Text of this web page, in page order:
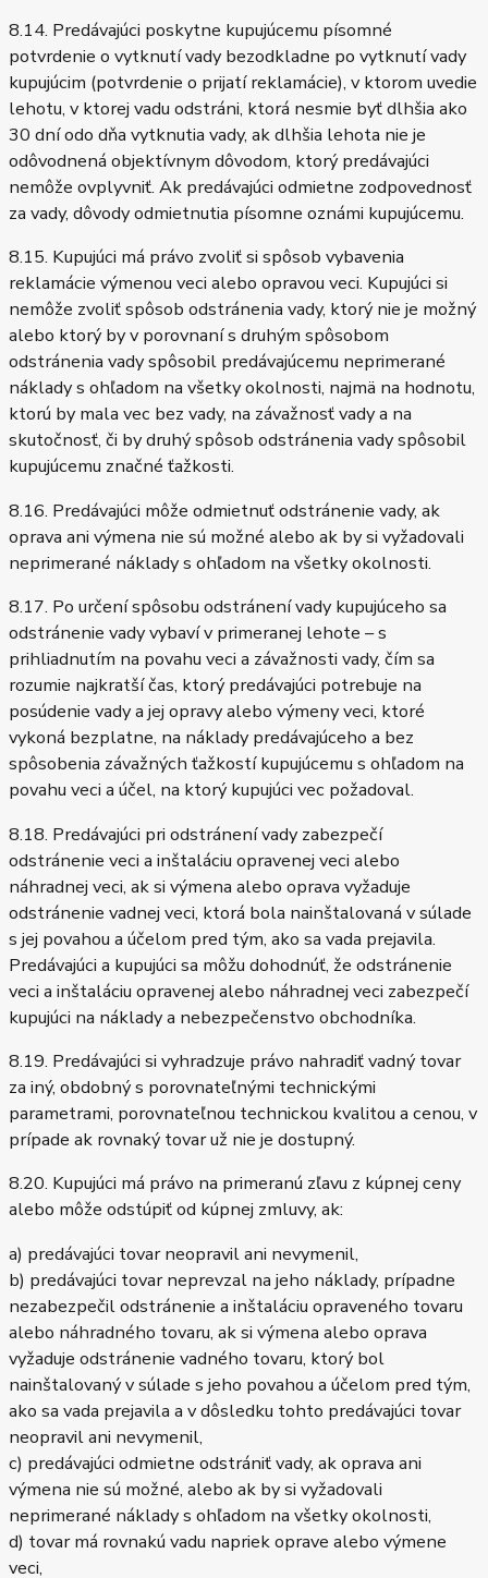
8.14. Predávajúci poskytne kupujúcemu písomné
potvrdenie o vytknutí vady bezodkladne po vytknutí vady
kupujúcim (potvrdenie o prijatí reklamácie), v ktorom uvedie
lehotu, v ktorej vadu odstráni, ktorá nesmie byť dlhšia ako
30 dní odo dňa vytknutia vady, ak dlhšia lehota nie je
odôvodnená objektívnym dôvodom, ktorý predávajúci
nemôže ovplyvniť. Ak predávajúci odmietne zodpovednosť
za vady, dôvody odmietnutia písomne oznámi kupujúcemu.
8.15. Kupujúci má právo zvoliť si spôsob vybavenia
reklamácie výmenou veci alebo opravou veci. Kupujúci si
nemôže zvoliť spôsob odstránenia vady, ktorý nie je možný
alebo ktorý by v porovnaní s druhým spôsobom
odstránenia vady spôsobil predávajúcemu neprimerané
náklady s ohľadom na všetky okolnosti, najmä na hodnotu,
ktorú by mala vec bez vady, na závažnosť vady a na
skutočnosť, či by druhý spôsob odstránenia vady spôsobil
kupujúcemu značné ťažkosti.
8.16. Predávajúci môže odmietnuť odstránenie vady, ak
oprava ani výmena nie sú možné alebo ak by si vyžadovali
neprimerané náklady s ohľadom na všetky okolnosti.
8.17. Po určení spôsobu odstránení vady kupujúceho sa
odstránenie vady vybaví v primeranej lehote – s
prihliadnutím na povahu veci a závažnosti vady, čím sa
rozumie najkratší čas, ktorý predávajúci potrebuje na
posúdenie vady a jej opravy alebo výmeny veci, ktoré
vykoná bezplatne, na náklady predávajúceho a bez
spôsobenia závažných ťažkostí kupujúcemu s ohľadom na
povahu veci a účel, na ktorý kupujúci vec požadoval.
8.18. Predávajúci pri odstránení vady zabezpečí
odstránenie veci a inštaláciu opravenej veci alebo
náhradnej veci, ak si výmena alebo oprava vyžaduje
odstránenie vadnej veci, ktorá bola nainštalovaná v súlade
s jej povahou a účelom pred tým, ako sa vada prejavila.
Predávajúci a kupujúci sa môžu dohodnúť, že odstránenie
veci a inštaláciu opravenej alebo náhradnej veci zabezpečí
kupujúci na náklady a nebezpečenstvo obchodníka.
8.19. Predávajúci si vyhradzuje právo nahradiť vadný tovar
za iný, obdobný s porovnateľnými technickými
parametrami, porovnateľnou technickou kvalitou a cenou, v
prípade ak rovnaký tovar už nie je dostupný.
8.20. Kupujúci má právo na primeranú zľavu z kúpnej ceny
alebo môže odstúpiť od kúpnej zmluvy, ak:
a) predávajúci tovar neopravil ani nevymenil,
b) predávajúci tovar neprevzal na jeho náklady, prípadne
nezabezpečil odstránenie a inštaláciu opraveného tovaru
alebo náhradného tovaru, ak si výmena alebo oprava
vyžaduje odstránenie vadného tovaru, ktorý bol
nainštalovaný v súlade s jeho povahou a účelom pred tým,
ako sa vada prejavila a v dôsledku tohto predávajúci tovar
neopravil ani nevymenil,
c) predávajúci odmietne odstrániť vady, ak oprava ani
výmena nie sú možné, alebo ak by si vyžadovali
neprimerané náklady s ohľadom na všetky okolnosti,
d) tovar má rovnakú vadu napriek oprave alebo výmene
veci,